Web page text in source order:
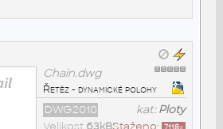
Chain.dwg
Řetěz - dynamické polohy
kat:Ploty
DWG2010